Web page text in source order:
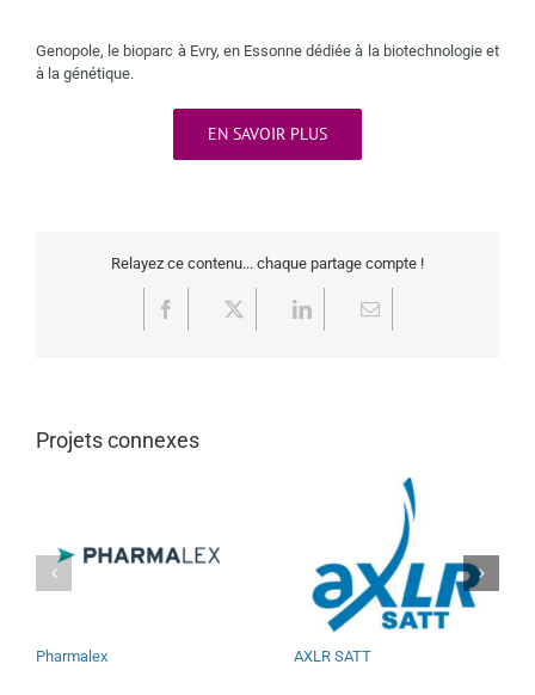
Genopole, le bioparc à Evry, en Essonne dédiée à la biotechnologie et
à la génétique.
EN SAVOIR PLUS
Relayez ce contenu... chaque partage compte !
Facebook LinkedInEmail
Projets connexes
Pharmalex AXLR SATT